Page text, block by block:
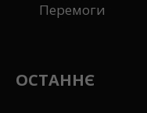
Перемоги
ОСТАННЄ